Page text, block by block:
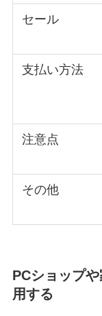
セール
支払い方法
注意点
その他
PCショップ
用する